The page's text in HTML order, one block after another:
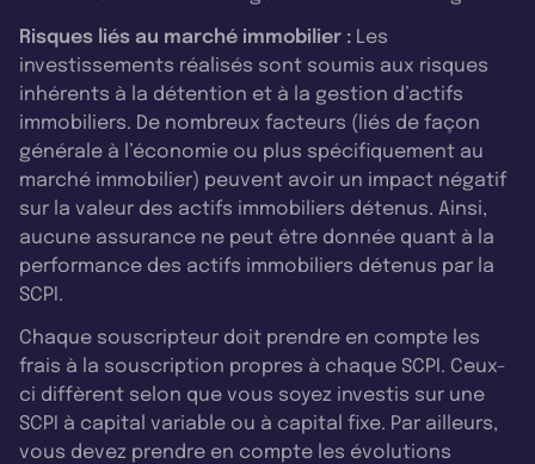
Risques liés au marché immobilier : Les
investissements réalisés sont soumis aux risques
inhérents à la détention et à la gestion d’actifs
immobiliers. De nombreux facteurs (liés de façon
générale à l’économie ou plus spécifiquement au
marché immobilier) peuvent avoir un impact négatif
sur la valeur des actifs immobiliers détenus. Ainsi,
aucune assurance ne peut être donnée quant à la
performance des actifs immobiliers détenus par la
SCPI.
Chaque souscripteur doit prendre en compte les
frais à la souscription propres à chaque SCPI. Ceux-
ci diffèrent selon que vous soyez investis sur une
SCPI à capital variable ou à capital fixe. Par ailleurs,
vous devez prendre en compte les évolutions